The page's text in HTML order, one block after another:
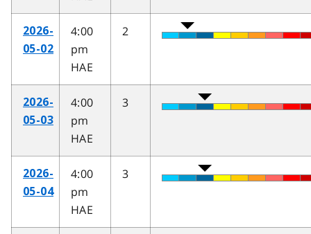
2026-
05-02
4:00
pm
HAE
2
2026-
05-03
4:00
pm
HAE
3
2026-
05-04
4:00
pm
HAE
3